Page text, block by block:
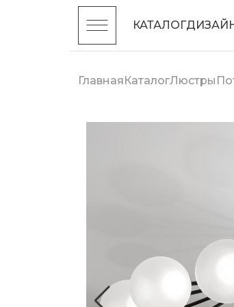
КАТАЛОГ
ГлавнаяКаталогЛюстры